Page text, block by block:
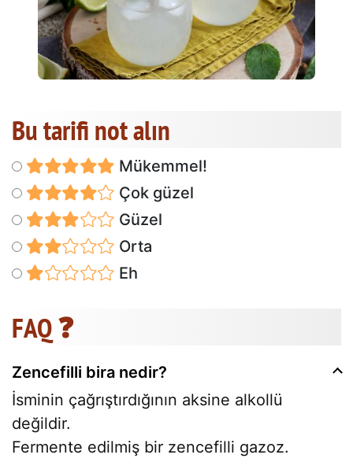
Bu tarifi not alın
Mükemmel!
Çok güzel
Güzel
Orta
Eh
FAQ ❓
Zencefilli bira nedir?
İsminin çağrıştırdığının aksine alkollü
değildir.
Fermente edilmiş bir zencefilli gazoz.